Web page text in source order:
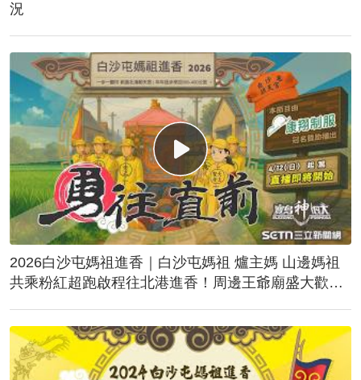
況
2026白沙屯媽祖進香｜白沙屯媽祖 爐主媽 山邊媽祖
共乘粉紅超跑啟程往北港進香！周邊王爺廟盛大歡